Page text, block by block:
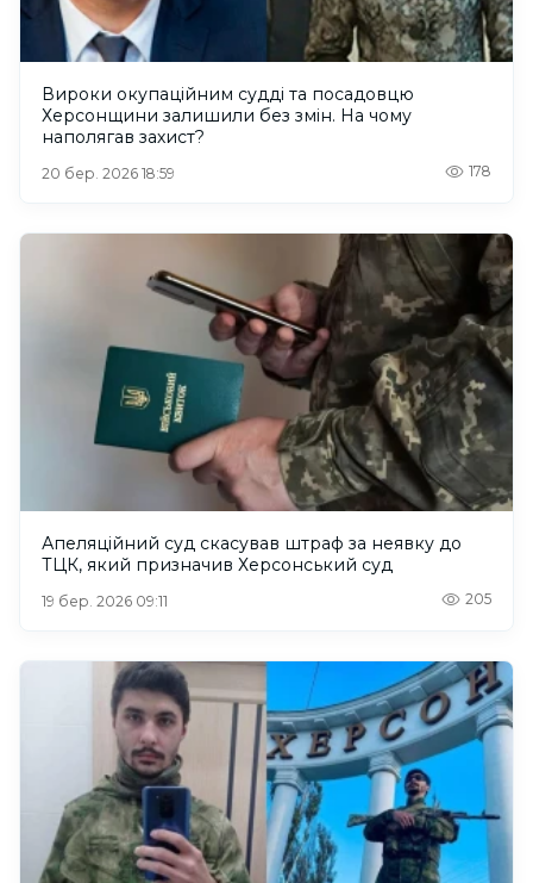
Вироки окупаційним судді та посадовцю
Херсонщини залишили без змін. На чому
наполягав захист?
20 бер. 2026 18:59 178
Апеляційний суд скасував штраф за неявку до
ТЦК, який призначив Херсонський суд
19 бер. 2026 09:11 205